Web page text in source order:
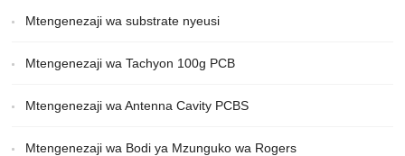
Mtengenezaji wa substrate nyeusi
Mtengenezaji wa Tachyon 100g PCB
Mtengenezaji wa Antenna Cavity PCBS
Mtengenezaji wa Bodi ya Mzunguko wa Rogers